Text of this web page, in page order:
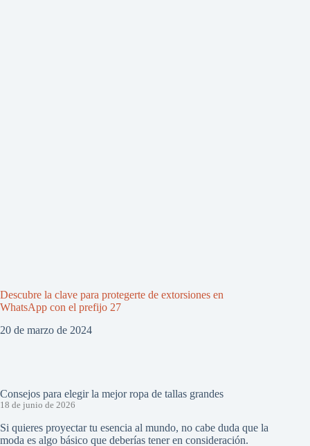
Descubre la clave para protegerte de extorsiones en
WhatsApp con el prefijo 27
20 de marzo de 2024
Consejos para elegir la mejor ropa de tallas grandes
18 de junio de 2026
Si quieres proyectar tu esencia al mundo, no cabe duda que la
moda es algo básico que deberías tener en consideración.